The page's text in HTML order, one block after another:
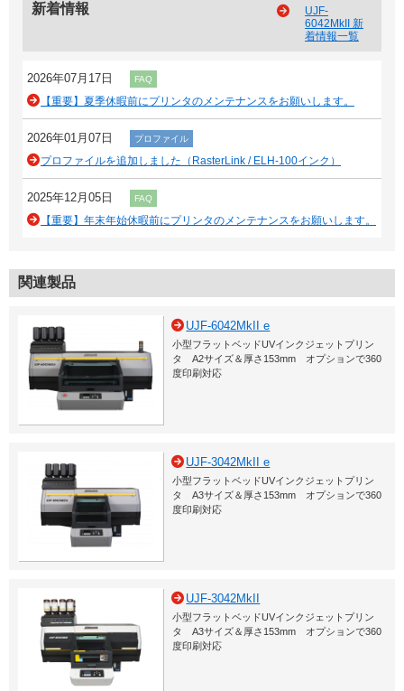
新着情報
UJF-
6042MkII 新
着情報一覧
2026年07月17日 FAQ
【重要】夏季休暇前にプリンタのメンテナンスをお願いします。
2026年01月07日 プロファイル
プロファイルを追加しました（RasterLink / ELH-100インク）
2025年12月05日 FAQ
【重要】年末年始休暇前にプリンタのメンテナンスをお願いします。
関連製品
UJF-6042MkII e
小型フラットベッドUVインクジェットプリン
タ A2サイズ＆厚さ153mm オプションで360
度印刷対応
UJF-3042MkII e
小型フラットベッドUVインクジェットプリン
タ A3サイズ＆厚さ153mm オプションで360
度印刷対応
UJF-3042MkII
小型フラットベッドUVインクジェットプリン
タ A3サイズ＆厚さ153mm オプションで360
度印刷対応